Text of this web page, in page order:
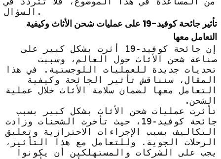
السؤال.
تأثير جائحة كوفيد-19 على عمليات شحن الأثاث وكيفية
التعامل معها
إن جائحة كوفيد-19 أثرت بشكل كبير على
صناعة شحن الأثاث حول العالم، وسببت
تحديات جديدة للعمليات اللوجستية. في هذا
المقال، سنناقش تأثير الجائحة وكيفية
التعامل معها لضمان سلامة الأثاث خلال عملية
الشحن.
تأثرت عمليات شحن الأثاث بشكل كبير بسبب
جائحة كوفيد-19، حيث تأخرت الشحنات وزادت
التكاليف بسبب الإجراءات الاحترازية وتعليق
الرحلات الجوية. وللتعامل مع هذا التأثير،
يجب على الشركات والمستهلكين أن يكونوا